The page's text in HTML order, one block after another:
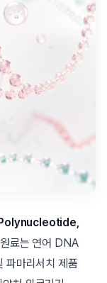
료는 연어 DNA
파마리서치 제품